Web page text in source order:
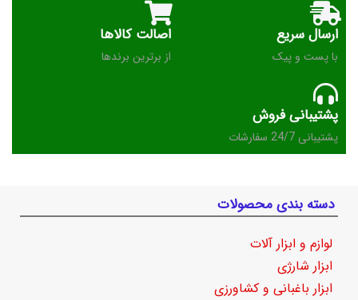
ارسال سریع
با پست و پیک
اصالت کالاها
از برترین برندها
پشتیبانی فروش
پشتیبانی 24/7 سفارشات
دسته بندی محصولات
لوازم و ابزار آلات
ابزار شارژی
ابزار باغبانی و کشاورزی